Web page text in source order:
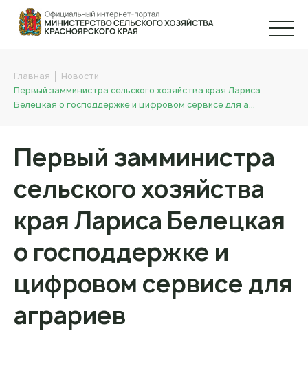
Главная
Новости
Первый замминистра сельского хозяйства края Лариса
Белецкая о господдержке и цифровом сервисе для а…
Первый замминистра
сельского хозяйства
края Лариса Белецкая
о господдержке и
цифровом сервисе для
аграриев